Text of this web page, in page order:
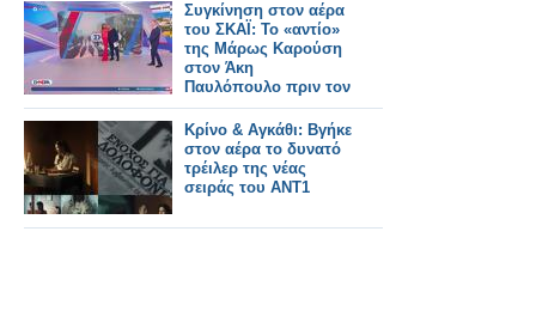
Συγκίνηση στον αέρα
του ΣΚΑΪ: Το «αντίο»
της Μάρως Καρούση
στον Άκη
Παυλόπουλο πριν τον
ΑΝΤ1
Κρίνο & Αγκάθι: Βγήκε
στον αέρα το δυνατό
τρέιλερ της νέας
σειράς του ΑΝΤ1